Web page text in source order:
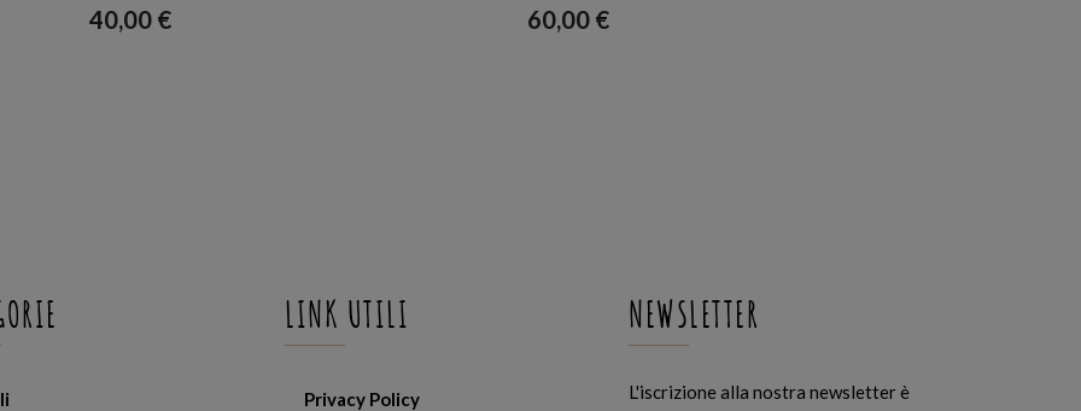
40,00 € 60,00 €
LINK UTILI
Privacy Policy
NEWSLETTER
L'iscrizione alla nostra newsletter è